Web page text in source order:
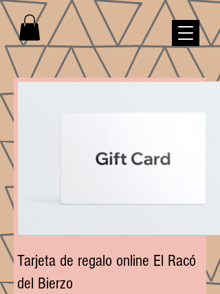
Tarjeta de regalo online El Racó
del Bierzo